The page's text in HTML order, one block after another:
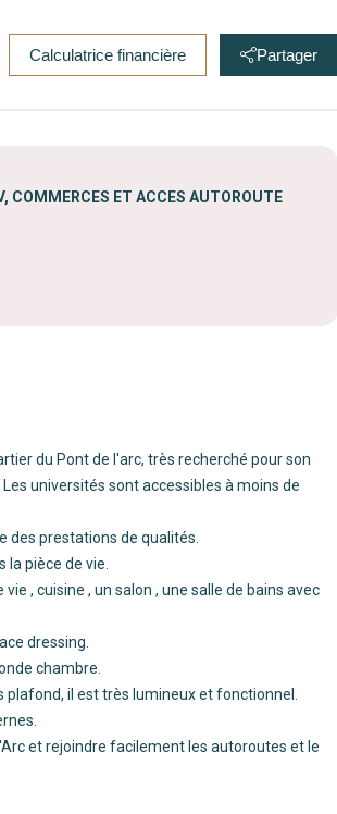
Calculatrice financière Partager
COMMERCES ET ACCES AUTOROUTE
du Pont de l'arc, très recherché pour son
universités sont accessibles à moins de
des prestations de qualités.
pièce de vie.
, cuisine , un salon , une salle de bains avec
dressing.
chambre.
il est très lumineux et fonctionnel.
et rejoindre facilement les autoroutes et le